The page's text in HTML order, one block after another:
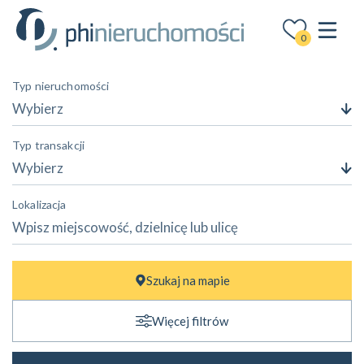
0
Typ nieruchomości
Wybierz
Typ transakcji
Wybierz
Lokalizacja
Cena
zł —
m² — m²
Szukaj na mapie
Więcej filtrów